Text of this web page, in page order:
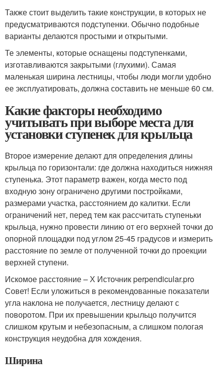
Также стоит выделить такие конструкции, в которых не
предусматриваются подступенки. Обычно подобные
варианты делаются простыми и открытыми.
Те элементы, которые оснащены подступенками,
изготавливаются закрытыми (глухими). Самая
маленькая ширина лестницы, чтобы люди могли удобно
ее эксплуатировать, должна составить не меньше 60 см.
Какие факторы необходимо
учитывать при выборе места для
установки ступенек для крыльца
Второе измерение делают для определения длины
крыльца по горизонтали: где должна находиться нижняя
ступенька. Этот параметр важен, когда место под
входную зону ограничено другими постройками,
размерами участка, расстоянием до калитки. Если
ограничений нет, перед тем как рассчитать ступеньки
крыльца, нужно провести линию от его верхней точки до
опорной площадки под углом 25-45 градусов и измерить
расстояние по земле от полученной точки до проекции
верхней ступени.
Искомое расстояние – Х Источник perpendicular.pro
Совет! Если уложиться в рекомендованные показатели
угла наклона не получается, лестницу делают с
поворотом. При их превышении крыльцо получится
слишком крутым и небезопасным, а слишком пологая
конструкция неудобна для хождения.
Ширина